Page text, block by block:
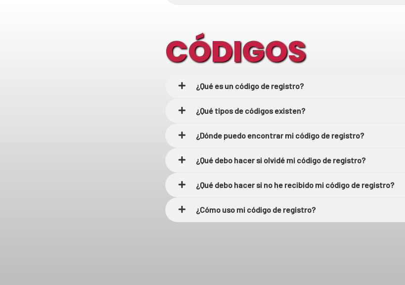
CÓDIGOS
¿Qué es un código de registro?
¿Qué tipos de códigos existen?
¿Dónde puedo encontrar mi código de registro?
¿Qué debo hacer si olvidé mi código de registro?
¿Qué debo hacer si no he recibido mi código de registro?
¿Cómo uso mi código de registro?